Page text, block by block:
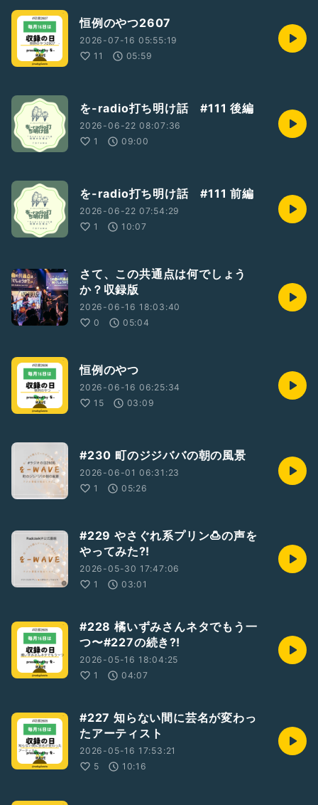
恒例のやつ2607
2026-07-16 05:55:19
11
05:59
を-radio打ち明け話 #111 後編
2026-06-22 08:07:36
1
09:00
を-radio打ち明け話 #111 前編
2026-06-22 07:54:29
1
10:07
さて、この共通点は何でしょう
か？収録版
2026-06-16 18:03:40
0
05:04
恒例のやつ
2026-06-16 06:25:34
15
03:09
#230 町のジジババの朝の風景
2026-06-01 06:31:23
1
05:26
#229 やさぐれ系プリン🍮の声を
やってみた⁈
2026-05-30 17:47:06
1
03:01
#228 橘いずみさんネタでもう一
つ〜#227の続き⁈
2026-05-16 18:04:25
1
04:07
#227 知らない間に芸名が変わっ
たアーティスト
2026-05-16 17:53:21
5
10:16